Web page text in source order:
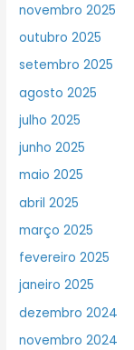
novembro 2025
outubro 2025
setembro 2025
agosto 2025
julho 2025
junho 2025
maio 2025
abril 2025
março 2025
fevereiro 2025
janeiro 2025
dezembro 2024
novembro 2024